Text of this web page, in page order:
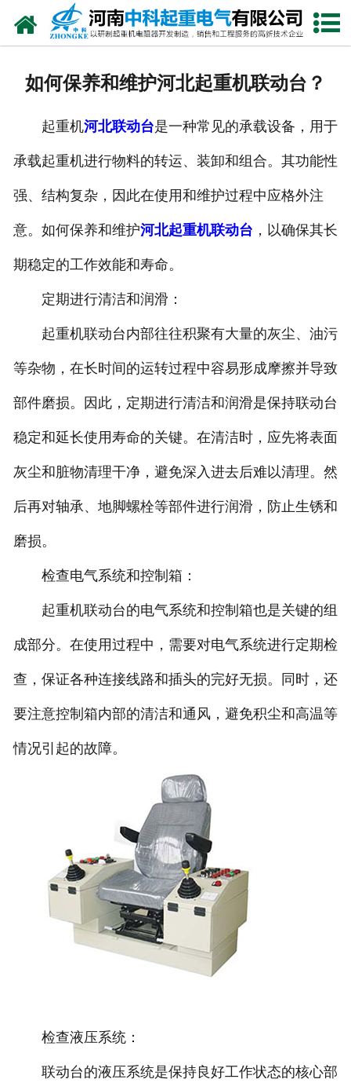
网站首页
公司风采
如何保养和维护河北起重机联动台？
起重机河北联动台是一种常见的承载设备，用于
承载起重机进行物料的转运、装卸和组合。其功能性
强、结构复杂，因此在使用和维护过程中应格外注
意。如何保养和维护河北起重机联动台 ，以确保其长
期稳定的工作效能和寿命。
定期进行清洁和润滑：
起重机联动台内部往往积聚有大量的灰尘、油污
等杂物，在长时间的运转过程中容易形成摩擦并导致
部件磨损。因此，定期进行清洁和润滑是保持联动台
稳定和延长使用寿命的关键。在清洁时，应先将表面
灰尘和脏物清理干净，避免深入进去后难以清理。然
后再对轴承、地脚螺栓等部件进行润滑，防止生锈和
磨损。
检查电气系统和控制箱：
起重机联动台的电气系统和控制箱也是关键的组
成部分。在使用过程中，需要对电气系统进行定期检
查，保证各种连接线路和插头的完好无损。同时，还
要注意控制箱内部的清洁和通风，避免积尘和高温等
情况引起的故障。
检查液压系统：
联动台的液压系统是保持良好工作状态的核心部